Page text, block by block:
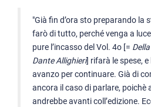
"Già fin d’ora sto preparando la
farò di tutto, perché venga a
pure l’incasso del Vol. 4o [=
Dante Allighieri] rifarà le spese,
avanzo per continuare. Già di
ancora il caso di parlare, poichè
andrebbe avanti coll’edizione.